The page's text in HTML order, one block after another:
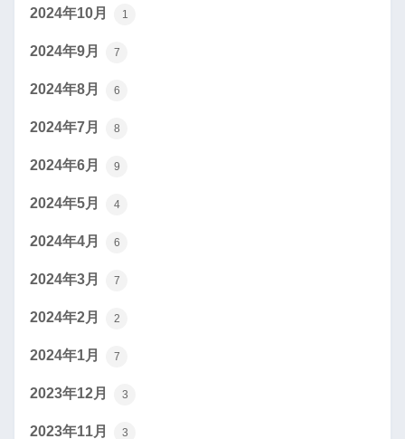
2024年10月 1
2024年9月 7
2024年8月 6
2024年7月 8
2024年6月 9
2024年5月 4
2024年4月 6
2024年3月 7
2024年2月 2
2024年1月 7
2023年12月 3
2023年11月 3